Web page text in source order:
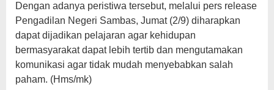
Dengan adanya peristiwa tersebut, melalui pers release
Pengadilan Negeri Sambas, Jumat (2/9) diharapkan
dapat dijadikan pelajaran agar kehidupan
bermasyarakat dapat lebih tertib dan mengutamakan
komunikasi agar tidak mudah menyebabkan salah
paham. (Hms/mk)